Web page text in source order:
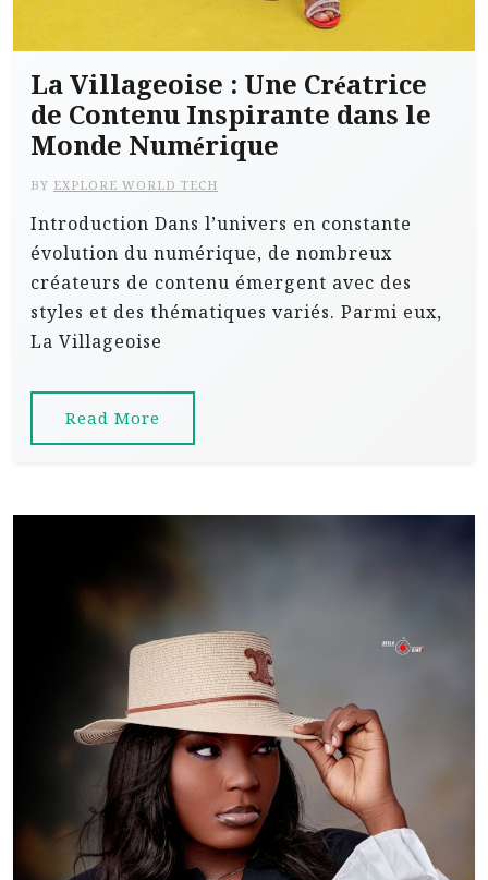
La Villageoise : Une Créatrice
de Contenu Inspirante dans le
Monde Numérique
BY EXPLORE WORLD TECH
Introduction Dans l’univers en constante
évolution du numérique, de nombreux
créateurs de contenu émergent avec des
styles et des thématiques variés. Parmi eux,
La Villageoise
Read More